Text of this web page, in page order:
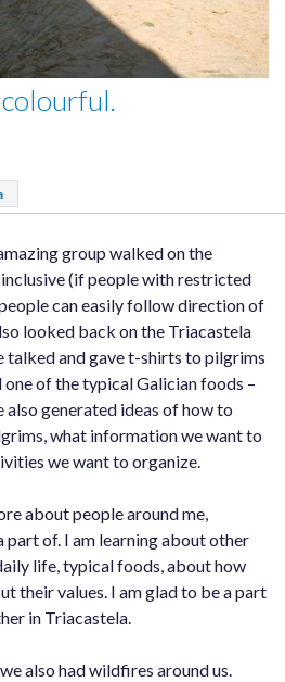
group walked on the
(if people with restricted
can easily follow direction of
looked back on the Triacastela
talked and gave t-shirts to pilgrims
one of the typical Galician foods –
also generated ideas of how to
what information we want to
we want to organize.
about people around me,
part of. I am learning about other
life, typical foods, about how
their values. I am glad to be a part
in Triacastela.
also had wildfires around us.